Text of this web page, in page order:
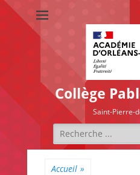
Collège
Saint-Pierre-
Rechercher :
Accueil »